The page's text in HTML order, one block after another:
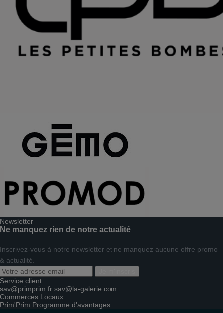
Newsletter
Ne manquez rien de notre actualité
Inscrivez-vous à notre newsletter et ne manquez aucune offre promo
& actualité.
Service client
sav@primprim.fr sav@la-galerie.com
Commerces Locaux
Prim'Prim Programme d'avantages